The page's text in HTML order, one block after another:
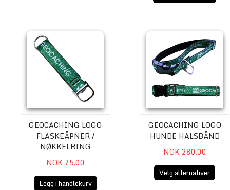
GEOCACHING LOGO
FLASKEÅPNER /
NØKKELRING
NOK 75.00
Legg i handlekurv
GEOCACHING LOGO
HUNDE HALSBÅND
NOK 280.00
Velg alternativer